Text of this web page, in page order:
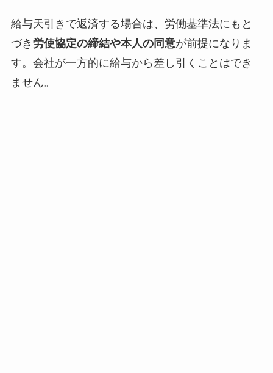
給与天引きで返済する場合は、労働基準法にもと
づき 労使協定の締結や本人の同意が前提になりま
す。会社が一方的に給与から差し引くことはでき
ません。